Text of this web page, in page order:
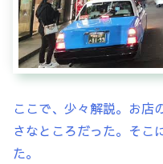
ここで、少々解説。お店
さなところだった。そこ
た。